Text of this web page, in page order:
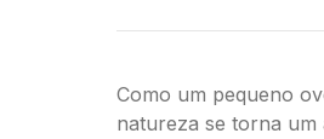
Como um pequeno
natureza se torna um